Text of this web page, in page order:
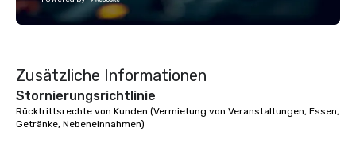
Zusätzliche Informationen
Stornierungsrichtlinie
Rücktrittsrechte von Kunden (Vermietung von Veranstaltungen, Essen,
Getränke, Nebeneinnahmen)